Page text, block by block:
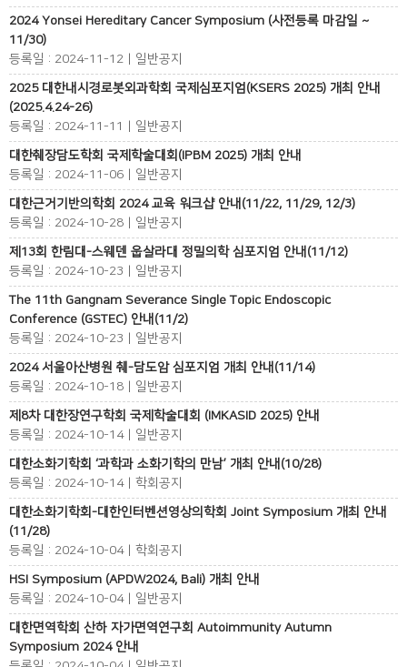
2024 Yonsei Hereditary Cancer Symposium (사전등록 마감일 ~
11/30)
등록일 : 2024-11-12 | 일반공지
2025 대한내시경로봇외과학회 국제심포지엄(KSERS 2025) 개최 안내
(2025.4.24-26)
등록일 : 2024-11-11 | 일반공지
대한췌장담도학회 국제학술대회(IPBM 2025) 개최 안내
등록일 : 2024-11-06 | 일반공지
대한근거기반의학회 2024 교육 워크샵 안내(11/22, 11/29, 12/3)
등록일 : 2024-10-28 | 일반공지
제13회 한림대-스웨덴 웁살라대 정밀의학 심포지엄 안내(11/12)
등록일 : 2024-10-23 | 일반공지
The 11th Gangnam Severance Single Topic Endoscopic
Conference (GSTEC) 안내(11/2)
등록일 : 2024-10-23 | 일반공지
2024 서울아산병원 췌-담도암 심포지엄 개최 안내(11/14)
등록일 : 2024-10-18 | 일반공지
제8차 대한장연구학회 국제학술대회 (IMKASID 2025) 안내
등록일 : 2024-10-14 | 일반공지
대한소화기학회 ‘과학과 소화기학의 만남’ 개최 안내(10/28)
등록일 : 2024-10-14 | 학회공지
대한소화기학회-대한인터벤션영상의학회 Joint Symposium 개최 안내
(11/28)
등록일 : 2024-10-04 | 학회공지
HSI Symposium (APDW2024, Bali) 개최 안내
등록일 : 2024-10-04 | 일반공지
대한면역학회 산하 자가면역연구회 Autoimmunity Autumn
Symposium 2024 안내